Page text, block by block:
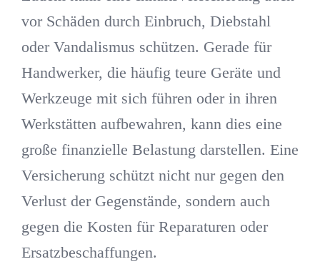
vor Schäden durch Einbruch, Diebstahl
oder Vandalismus schützen. Gerade für
Handwerker, die häufig teure Geräte und
Werkzeuge mit sich führen oder in ihren
Werkstätten aufbewahren, kann dies eine
große finanzielle Belastung darstellen. Eine
Versicherung schützt nicht nur gegen den
Verlust der Gegenstände, sondern auch
gegen die Kosten für Reparaturen oder
Ersatzbeschaffungen.